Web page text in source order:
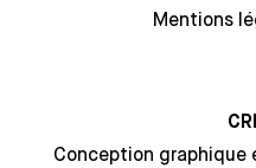
Mentions
Conception